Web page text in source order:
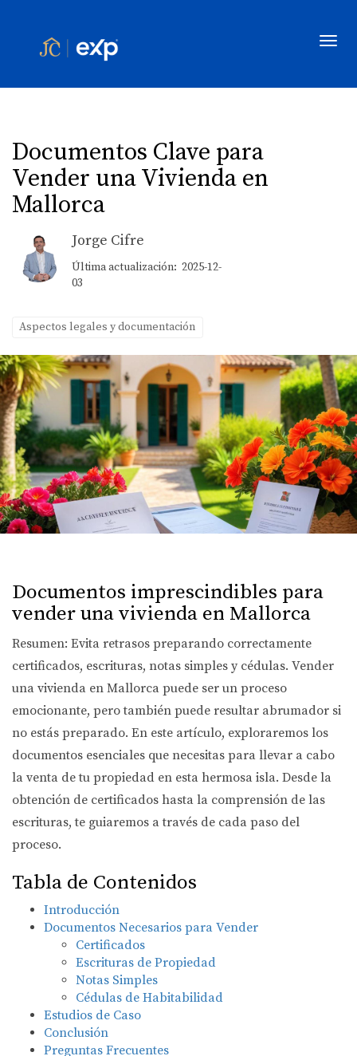
Documentos Clave para
Vender una Vivienda en
Mallorca
Jorge Cifre
Última actualización: 2025-12-
03
Aspectos legales y documentación
Documentos imprescindibles para
vender una vivienda en Mallorca
Resumen: Evita retrasos preparando correctamente
certificados, escrituras, notas simples y cédulas. Vender
una vivienda en Mallorca puede ser un proceso
emocionante, pero también puede resultar abrumador si
no estás preparado. En este artículo, exploraremos los
documentos esenciales que necesitas para llevar a cabo
la venta de tu propiedad en esta hermosa isla. Desde la
obtención de certificados hasta la comprensión de las
escrituras, te guiaremos a través de cada paso del
proceso.
Tabla de Contenidos
Introducción
Documentos Necesarios para Vender
Certificados
Escrituras de Propiedad
Notas Simples
Cédulas de Habitabilidad
Estudios de Caso
Conclusión
Preguntas Frecuentes